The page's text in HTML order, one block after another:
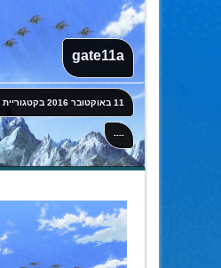
gate11a
11 באוקטובר 2016 בקטגוריית
----